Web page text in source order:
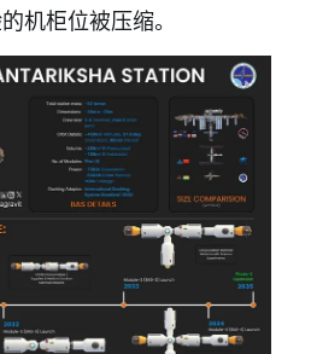
机柜位被压缩。